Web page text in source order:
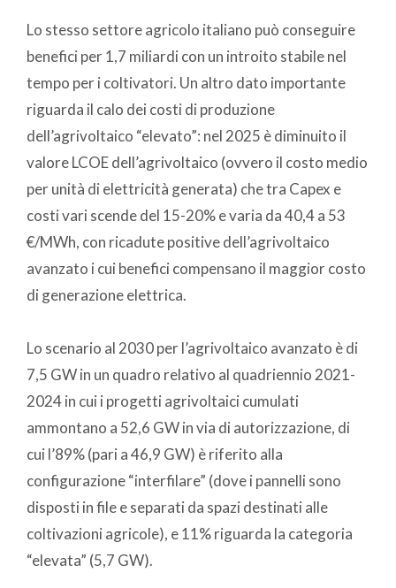
Lo stesso settore agricolo italiano può conseguire
benefici per 1,7 miliardi con un introito stabile nel
tempo per i coltivatori. Un altro dato importante
riguarda il calo dei costi di produzione
dell’agrivoltaico “elevato”: nel 2025 è diminuito il
valore LCOE dell’agrivoltaico (ovvero il costo medio
per unità di elettricità generata) che tra Capex e
costi vari scende del 15-20% e varia da 40,4 a 53
€/MWh, con ricadute positive dell’agrivoltaico
avanzato i cui benefici compensano il maggior costo
di generazione elettrica.
Lo scenario al 2030 per l’agrivoltaico avanzato è di
7,5 GW in un quadro relativo al quadriennio 2021-
2024 in cui i progetti agrivoltaici cumulati
ammontano a 52,6 GW in via di autorizzazione, di
cui l’89% (pari a 46,9 GW) è riferito alla
configurazione “interfilare” (dove i pannelli sono
disposti in file e separati da spazi destinati alle
coltivazioni agricole), e 11% riguarda la categoria
“elevata” (5,7 GW).